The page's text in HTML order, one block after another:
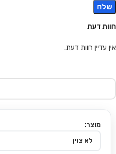
חוות דעת
אין עדיין חוות דעת.
מוצר: